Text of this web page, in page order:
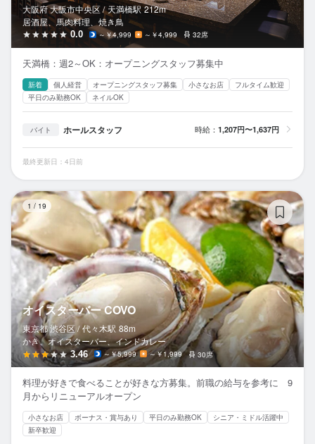
大阪府 大阪市中央区 / 天満橋駅 212m
居酒屋、馬肉料理、焼き鳥
0.0 ～￥4,999 ～￥4,999 32席
天満橋：週2～OK：オープニングスタッフ募集中
新着 個人経営 オープニングスタッフ募集 小さなお店
フルタイム歓迎
平日のみ勤務OK
ネイルOK
バイト ホールスタッフ 時給： 1,207円〜1,637円
最終更新日：4日前
1 / 19
オイスターバー COVO
東京都 渋谷区 / 代々木駅 88m
かき、オイスターバー、インドカレー
3.46 ～￥5,999 ～￥1,999 30席
料理が好きで食べることが好きな方募集。前職の給与を参考に 9
月からリニューアルオープン
小さなお店 ボーナス・賞与あり 平日のみ勤務OK
シニア・ミドル活躍中
新卒歓迎